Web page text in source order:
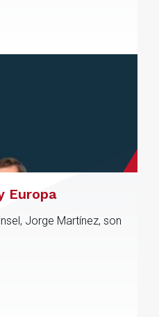
Europa
Jorge Martínez, son